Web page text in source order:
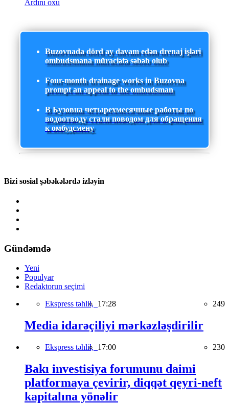
Ardını oxu
Buzovnada dörd ay davam edən drenaj işləri
ombudsmana müraciətə səbəb olub
Four-month drainage works in Buzovna
prompt an appeal to the ombudsman
В Бузовна четырехмесячные работы по
водоотводу стали поводом для обращения
к омбудсмену
Bizi sosial şəbəkələrdə izləyin
Gündəmdə
Yeni
Populyar
Redaktorun seçimi
Ekspress təhlil, 17:28 249
Media idarəçiliyi mərkəzləşdirilir
Ekspress təhlil, 17:00 230
Bakı investisiya forumunu daimi
platformaya çevirir, diqqət qeyri-neft
kapitalına yönəlir